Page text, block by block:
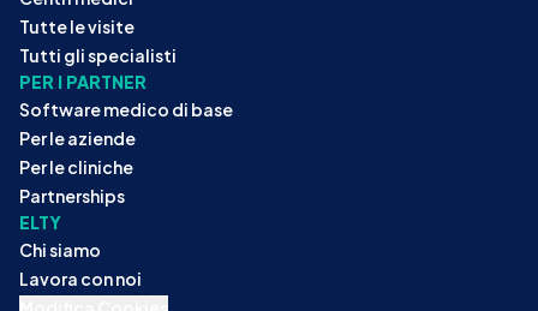
Tutte le visite
Tutti gli specialisti
PER I PARTNER
Software medico di base
Per le aziende
Per le cliniche
Partnerships
ELTY
Chi siamo
Lavora con noi